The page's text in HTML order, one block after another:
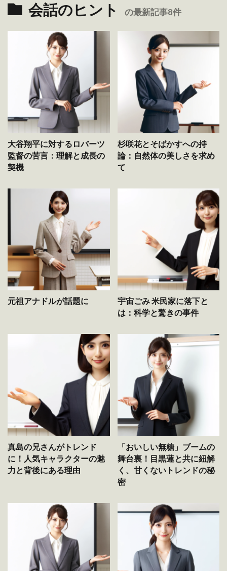
会話のヒント の最新記事8件
大谷翔平に対するロバーツ
監督の苦言：理解と成長の
契機
杉咲花とそばかすへの持
論：自然体の美しさを求め
て
元祖アナドルが話題に
宇宙ごみ 米民家に落下と
は：科学と驚きの事件
真島の兄さんがトレンド
に！人気キャラクターの魅
力と背後にある理由
「おいしい無糖」ブームの
舞台裏！目黒蓮と共に紐解
く、甘くないトレンドの秘
密